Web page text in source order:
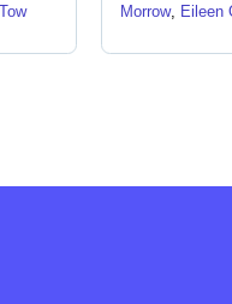
Morrow, Eileen